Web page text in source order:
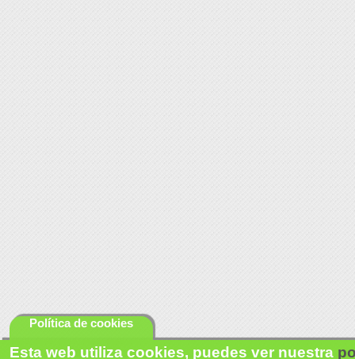
Esta web utiliza cookies, puedes ver nuestra
Política de cookies